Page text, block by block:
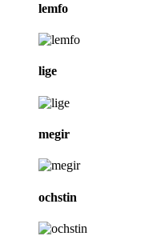
lemfo
lige
megir
ochstin